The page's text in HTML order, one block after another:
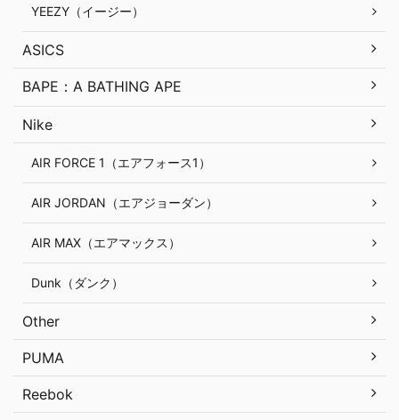
YEEZY（イージー）
ASICS
BAPE：A BATHING APE
Nike
AIR FORCE 1（エアフォース1）
AIR JORDAN（エアジョーダン）
AIR MAX（エアマックス）
Dunk（ダンク）
Other
PUMA
Reebok